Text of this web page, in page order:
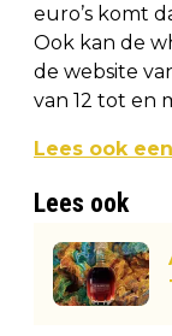
euro’s komt
Ook kan de
de website
van 12 tot en
Lees ook
Lees ook